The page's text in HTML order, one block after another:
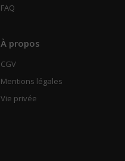
FAQ
À propos
CGV
Mentions légales
Vie privée